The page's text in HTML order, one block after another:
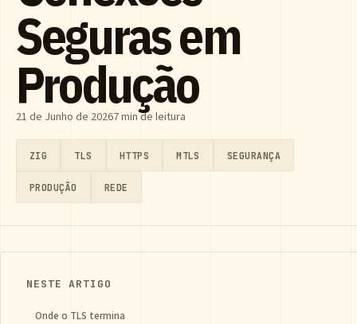
Seguras em
Produção
21 de Junho de 20267 min de leitura
ZIG TLS HTTPS MTLS SEGURANÇA
PRODUÇÃO REDE
NESTE ARTIGO
Onde o TLS termina